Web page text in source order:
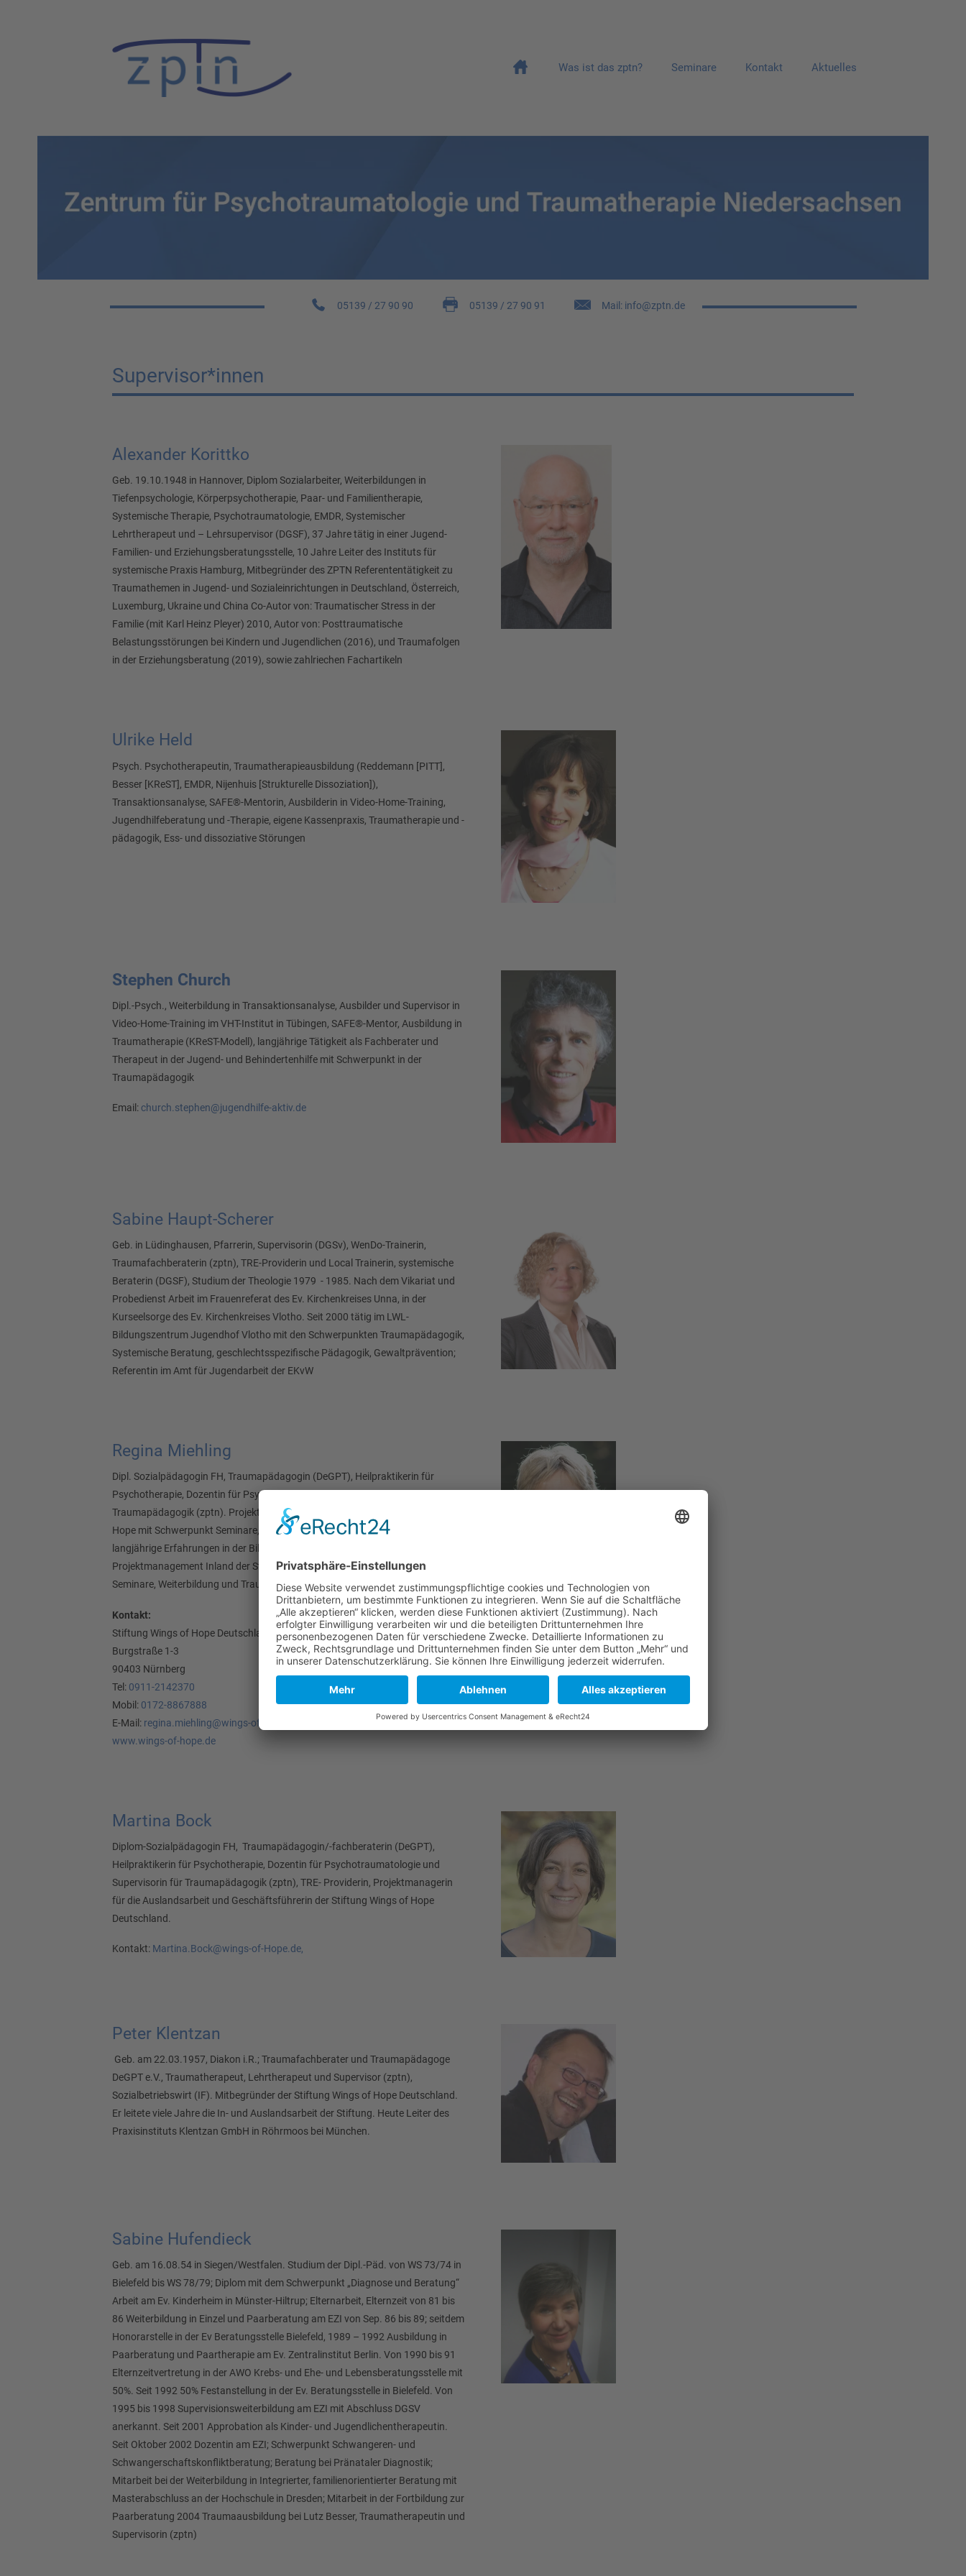
Was ist das zptn? Seminare Kontakt Aktuelles
05139 / 27 90 90 05139 / 27 90 91 Mail: info@zptn.de
Supervisor*innen
Alexander Korittko
Geb. 19.10.1948 in Hannover, Diplom Sozialarbeiter, Weiterbildungen in
Tiefenpsychologie, Körperpsychotherapie, Paar- und Familientherapie,
Systemische Therapie, Psychotraumatologie, EMDR, Systemischer
Lehrtherapeut und – Lehrsupervisor (DGSF), 37 Jahre tätig in einer Jugend-
Familien- und Erziehungsberatungsstelle, 10 Jahre Leiter des Instituts für
systemische Praxis Hamburg, Mitbegründer des ZPTN Referententätigkeit zu
Traumathemen in Jugend- und Sozialeinrichtungen in Deutschland, Österreich,
Luxemburg, Ukraine und China Co-Autor von: Traumatischer Stress in der
Familie (mit Karl Heinz Pleyer) 2010, Autor von: Posttraumatische
Belastungsstörungen bei Kindern und Jugendlichen (2016), und Traumafolgen
in der Erziehungsberatung (2019), sowie zahlriechen Fachartikeln
Ulrike Held
Psych. Psychotherapeutin, Traumatherapieausbildung (Reddemann [PITT],
Besser [KReST], EMDR, Nijenhuis [Strukturelle Dissoziation]),
Transaktionsanalyse, SAFE®-Mentorin, Ausbilderin in Video-Home-Training,
Jugendhilfeberatung und -Therapie, eigene Kassenpraxis, Traumatherapie und -
pädagogik, Ess- und dissoziative Störungen
Stephen Church
Dipl.-Psych., Weiterbildung in Transaktionsanalyse, Ausbilder und Supervisor in
Video-Home-Training im VHT-Institut in Tübingen, SAFE®-Mentor, Ausbildung in
Traumatherapie (KReST-Modell), langjährige Tätigkeit als Fachberater und
Therapeut in der Jugend- und Behindertenhilfe mit Schwerpunkt in der
Traumapädagogik
Email: church.stephen@jugendhilfe-aktiv.de
Sabine Haupt-Scherer
Geb. in Lüdinghausen, Pfarrerin, Supervisorin (DGSv), WenDo-Trainerin,
Traumafachberaterin (zptn), TRE-Providerin und Local Trainerin, systemische
Beraterin (DGSF), Studium der Theologie 1979 - 1985. Nach dem Vikariat und
Probedienst Arbeit im Frauenreferat des Ev. Kirchenkreises Unna, in der
Kurseelsorge des Ev. Kirchenkreises Vlotho. Seit 2000 tätig im LWL-
Bildungszentrum Jugendhof Vlotho mit den Schwerpunkten Traumapädagogik,
Systemische Beratung, geschlechtsspezifische Pädagogik, Gewaltprävention;
Referentin im Amt für Jugendarbeit der EKvW
Regina Miehling
Dipl. Sozialpädagogin FH, Traumapädagogin (DeGPT), Heilpraktikerin für
Psychotherapie, Dozentin für Psychotraumatologie und Supervisorin für
Traumapädagogik (zptn). Projektmanagement Inland der Stiftung Wings of
Hope mit Schwerpunkt Seminare, Weiterbildung und Traumatherapie Sie bringt
langjährige Erfahrungen in der Bildungsarbeit ein und arbeitet im
Projektmanagement Inland der Stiftung Wings of Hope mit Schwerpunkt
Seminare, Weiterbildung und Traumaberatung
Kontakt:
Stiftung Wings of Hope Deutschland
Burgstraße 1-3
90403 Nürnberg
Tel: 0911-2142370
Mobil: 0172-8867888
E-Mail: regina.miehling@wings-of-hope.de
www.wings-of-hope.de
Martina Bock
Diplom-Sozialpädagogin FH, Traumapädagogin/-fachberaterin (DeGPT),
Heilpraktikerin für Psychotherapie, Dozentin für Psychotraumatologie und
Supervisorin für Traumapädagogik (zptn), TRE- Providerin, Projektmanagerin
für die Auslandsarbeit und Geschäftsführerin der Stiftung Wings of Hope
Deutschland.
Kontakt: Martina.Bock@wings-of-Hope.de,
Peter Klentzan
Geb. am 22.03.1957, Diakon i.R.; Traumafachberater und Traumapädagoge
DeGPT e.V., Traumatherapeut, Lehrtherapeut und Supervisor (zptn),
Sozialbetriebswirt (IF). Mitbegründer der Stiftung Wings of Hope Deutschland.
Er leitete viele Jahre die In- und Auslandsarbeit der Stiftung. Heute Leiter des
Praxisinstituts Klentzan GmbH in Röhrmoos bei München.
Sabine Hufendieck
Geb. am 16.08.54 in Siegen/Westfalen. Studium der Dipl.-Päd. von WS 73/74 in
Bielefeld bis WS 78/79; Diplom mit dem Schwerpunkt „Diagnose und Beratung“
Arbeit am Ev. Kinderheim in Münster-Hiltrup; Elternarbeit, Elternzeit von 81 bis
86 Weiterbildung in Einzel und Paarberatung am EZI von Sep. 86 bis 89; seitdem
Honorarstelle in der Ev Beratungsstelle Bielefeld, 1989 – 1992 Ausbildung in
Paarberatung und Paartherapie am Ev. Zentralinstitut Berlin. Von 1990 bis 91
Elternzeitvertretung in der AWO Krebs- und Ehe- und Lebensberatungsstelle mit
50%. Seit 1992 50% Festanstellung in der Ev. Beratungsstelle in Bielefeld. Von
1995 bis 1998 Supervisionsweiterbildung am EZI mit Abschluss DGSV
anerkannt. Seit 2001 Approbation als Kinder- und Jugendlichentherapeutin.
Seit Oktober 2002 Dozentin am EZI; Schwerpunkt Schwangeren- und
Schwangerschaftskonfliktberatung; Beratung bei Pränataler Diagnostik;
Mitarbeit bei der Weiterbildung in Integrierter, familienorientierter Beratung mit
Masterabschluss an der Hochschule in Dresden; Mitarbeit in der Fortbildung zur
Paarberatung 2004 Traumaausbildung bei Lutz Besser, Traumatherapeutin und
Supervisorin (zptn)